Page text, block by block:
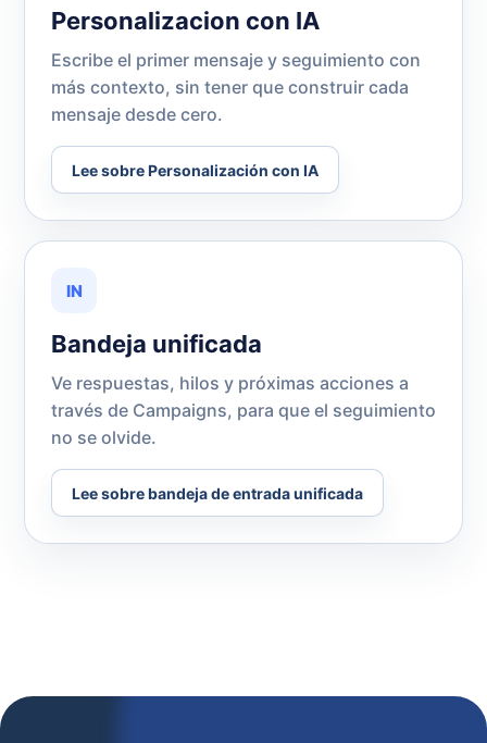
Personalizacion con IA
Escribe el primer mensaje y seguimiento con
más contexto, sin tener que construir cada
mensaje desde cero.
Lee sobre Personalización con IA
IN
Bandeja unificada
Ve respuestas, hilos y próximas acciones a
través de Campaigns, para que el seguimiento
no se olvide.
Lee sobre bandeja de entrada unificada